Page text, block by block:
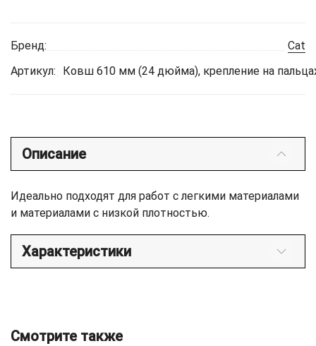
Бренд:
Cat
Артикул:
Ковш 610 мм (24 дюйма), крепление на
Описание
Идеально подходят для работ с легкими материалами
и материалами с низкой плотностью.
Характеристики
Смотрите также